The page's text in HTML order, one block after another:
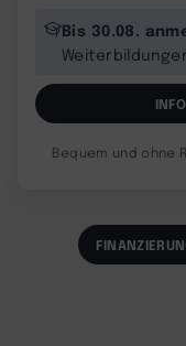
Bis 30.08.
Bequem und ohne